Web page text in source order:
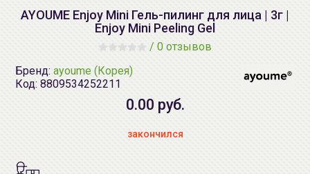
AYOUME Enjoy Mini Гель-пилинг для лица | 3г |
Enjoy Mini Peeling Gel
/ 0 отзывов
Бренд: ayoume (Корея)
Код: 8809534252211
0.00 руб.
закончился